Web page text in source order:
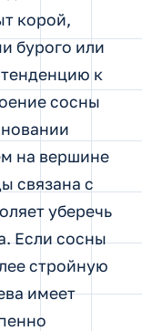
корой,
бурого или
к
сосны
на вершине
связана с
уберечь
Если сосны
стройную
имеет